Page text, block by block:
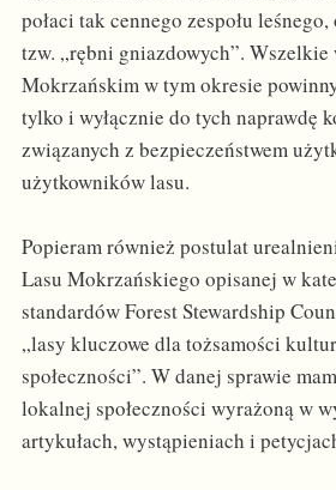
połaci tak cennego zespołu
tzw. „rębni gniazdowych”.
Mokrzańskim w tym okresie
tylko i wyłącznie do tych naprawdę
związanych z bezpieczeństwem
użytkowników lasu.
Popieram również postulat
Lasu Mokrzańskiego opisanej w
standardów Forest Stewardship
„lasy kluczowe dla tożsamości
społeczności”. W danej sprawie
lokalnej społeczności wyrażoną w
artykułach, wystąpieniach i